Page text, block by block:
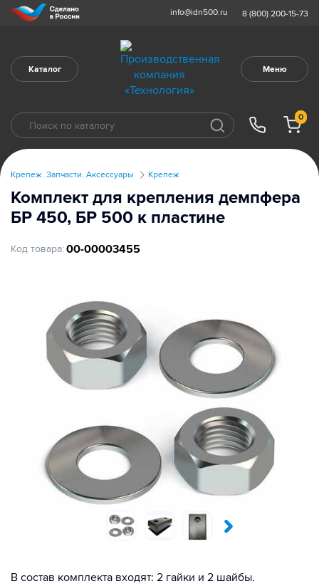
info@idn500.ru 8 (800) 200-15-73
Каталог Меню
0
Крепеж. Запчасти. Аксессуары Крепеж
Комплект для крепления демпфера
БР 450, БР 500 к пластине
Код товара: 00-00003455
В состав комплекта входят: 2 гайки и 2 шайбы.